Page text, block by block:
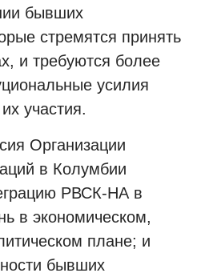
бывших
стремятся принять
и требуются более
усилия
участия.
Организации
в Колумбии
РВСК-НА в
в экономическом,
плане; и
бывших